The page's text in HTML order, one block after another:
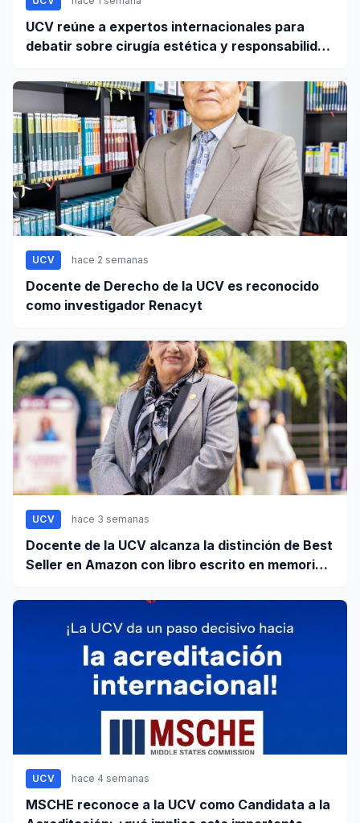
UCV reúne a expertos internacionales para
debatir sobre cirugía estética y responsabilidad
UCV hace 2 semanas
Docente de Derecho de la UCV es reconocido
como investigador Renacyt
UCV hace 3 semanas
Docente de la UCV alcanza la distinción de Best
Seller en Amazon con libro escrito en memoria a
UCV hace 4 semanas
MSCHE reconoce a la UCV como Candidata a la